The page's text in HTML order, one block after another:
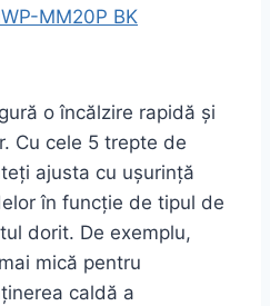
MM20P BK
o încălzire rapidă și
Cu cele 5 trepte de
ajusta cu ușurință
în funcție de tipul de
dorit. De exemplu,
mică pentru
caldă a